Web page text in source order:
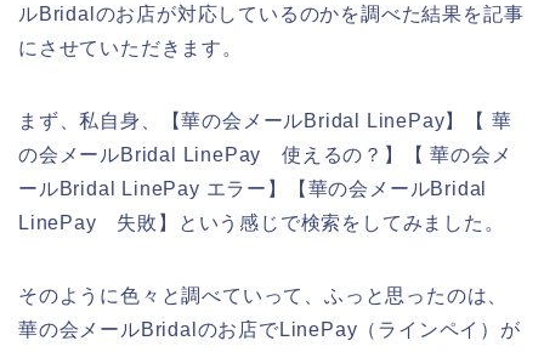
ルBridalのお店が対応しているのかを調べた結果を記事
にさせていただきます。
まず、私自身、【華の会メールBridal LinePay】【 華
の会メールBridal LinePay 使えるの？】【 華の会メ
ールBridal LinePay エラー】【華の会メールBridal
LinePay 失敗】という感じで検索をしてみました。
そのように色々と調べていって、ふっと思ったのは、
華の会メールBridalのお店でLinePay（ラインペイ）が